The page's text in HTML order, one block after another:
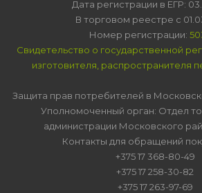
Дата регистрации в ЕГР:
В торговом реестре с
Номер регистрации:
Свидетельство о государственной
изготовителя, распространителя
Защита прав потребителей в
Уполномоченный орган: Отдел
администрации Московского
Контакты для обращений
+375 17 368-80-49
+375 17 258-30-82
+375 17 263-97-69